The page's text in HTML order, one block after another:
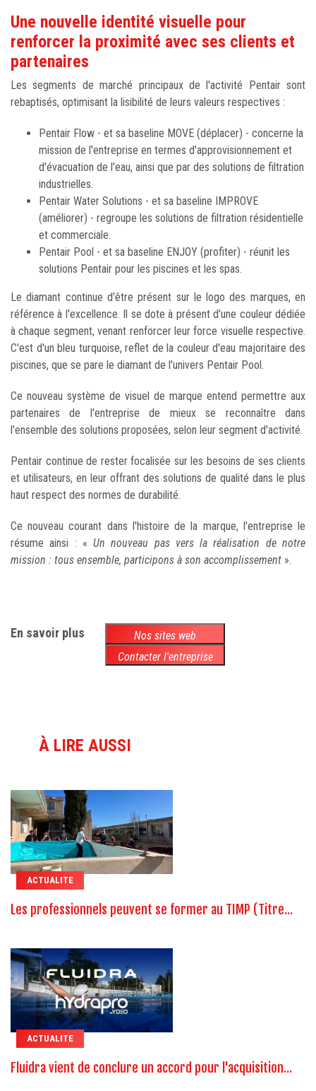
Une nouvelle identité visuelle pour
renforcer la proximité avec ses clients et
partenaires
Les segments de marché principaux de l'activité Pentair sont
rebaptisés, optimisant la lisibilité de leurs valeurs respectives :
Pentair Flow - et sa baseline MOVE (déplacer) - concerne la
mission de l'entreprise en termes d'approvisionnement et
d'évacuation de l'eau, ainsi que par des solutions de filtration
industrielles.
Pentair Water Solutions - et sa baseline IMPROVE
(améliorer) - regroupe les solutions de filtration résidentielle
et commerciale.
Pentair Pool - et sa baseline ENJOY (profiter) - réunit les
solutions Pentair pour les piscines et les spas.
Le diamant continue d'être présent sur le logo des marques, en
référence à l'excellence. Il se dote à présent d'une couleur dédiée
à chaque segment, venant renforcer leur force visuelle respective.
C'est d'un bleu turquoise, reflet de la couleur d'eau majoritaire des
piscines, que se pare le diamant de l'univers Pentair Pool.
Ce nouveau système de visuel de marque entend permettre aux
partenaires de l'entreprise de mieux se reconnaître dans
l'ensemble des solutions proposées, selon leur segment d'activité.
Pentair continue de rester focalisée sur les besoins de ses clients
et utilisateurs, en leur offrant des solutions de qualité dans le plus
haut respect des normes de durabilité.
Ce nouveau courant dans l'histoire de la marque, l'entreprise le
résume ainsi : «Un nouveau pas vers la réalisation de notre
mission : tous ensemble, participons à son accomplissement ».
En savoir plus
Nos sites web
Contacter l'entreprise
À LIRE AUSSI
ACTUALITE
Les professionnels peuvent se former au TIMP (Titre...
ACTUALITE
Fluidra vient de conclure un accord pour l'acquisition...